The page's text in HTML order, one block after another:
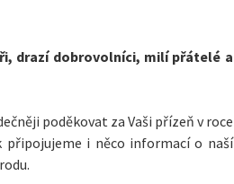
drazí dobrovolníci, milí přátelé a
poděkovat za Vaši přízeň v roce
připojujeme i něco informací o naší